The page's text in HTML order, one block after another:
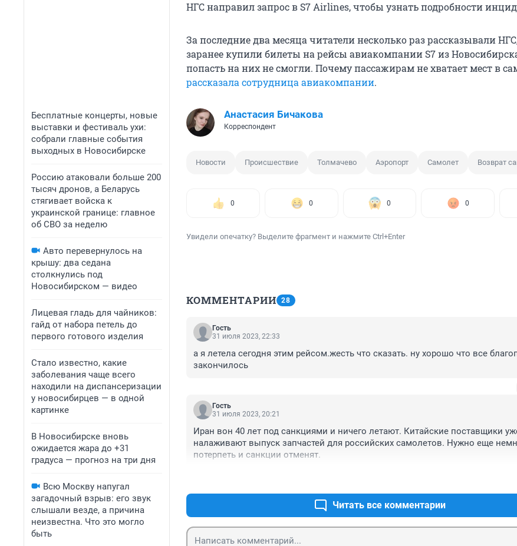
Бесплатные концерты, новые
выставки и фестиваль ухи:
собрали главные события
выходных в Новосибирске
Россию атаковали больше 200
тысяч дронов, а Беларусь
стягивает войска к
украинской границе: главное
об СВО за неделю
Авто перевернулось на
крышу: два седана
столкнулись под
Новосибирском — видео
Лицевая гладь для чайников:
гайд от набора петель до
первого готового изделия
Стало известно, какие
заболевания чаще всего
находили на диспансеризации
у новосибирцев — в одной
картинке
В Новосибирске вновь
ожидается жара до +31
градуса — прогноз на три дня
Всю Москву напугал
загадочный взрыв: его звук
слышали везде, а причина
неизвестна. Что это могло
быть
НГС направил запрос в S7 Airlines, чтобы узнать подробности
За последние два месяца читатели несколько раз рассказывали
заранее купили билеты на рейсы авиакомпании S7 из
попасть на них не смогли. Почему пассажирам не хватает мест в
рассказала сотрудница авиакомпании.
Анастасия Бичакова
Корреспондент
Новости Происшествие Толмачево Аэропорт Самолет Возврат
0 0 0 0
Увидели опечатку? Выделите фрагмент и нажмите Ctrl+Enter
КОММЕНТАРИИ 28
Гость
31 июля 2023, 22:33
а я летела сегодня этим рейсом.жесть что сказать. ну хорошо что все
закончилось
Гость
31 июля 2023, 20:21
Иран вон 40 лет под санкциями и ничего летают. Китайские поставщики
налаживают выпуск запчастей для российских самолетов. Нужно еще
потерпеть и санкции отменят.
Читать все комментарии